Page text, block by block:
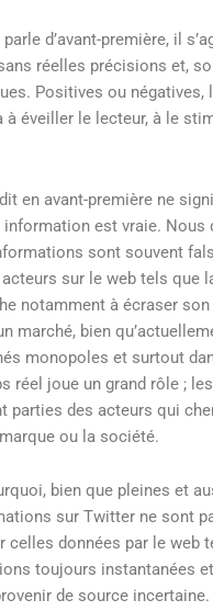
d’avant-première, il
réelles précisions et,
Positives ou négatives,
à éveiller le lecteur, à le
en avant-première ne
est vraie. Nous
sont souvent
sur le web tels que
notamment à écraser
marché, bien
monopoles et surtout
réel joue un grand rôle ;
parties des acteurs qui
ou la société.
bien que pleines et
sur Twitter ne sont
celles données par le web
toujours instantanées
de source incertaine.